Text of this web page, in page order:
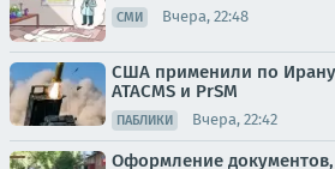
СМИ Вчера, 22:48
США применили по Ирану
ATACMS и PrSM
ПАБЛИКИ Вчера, 22:42
Оформление документов,